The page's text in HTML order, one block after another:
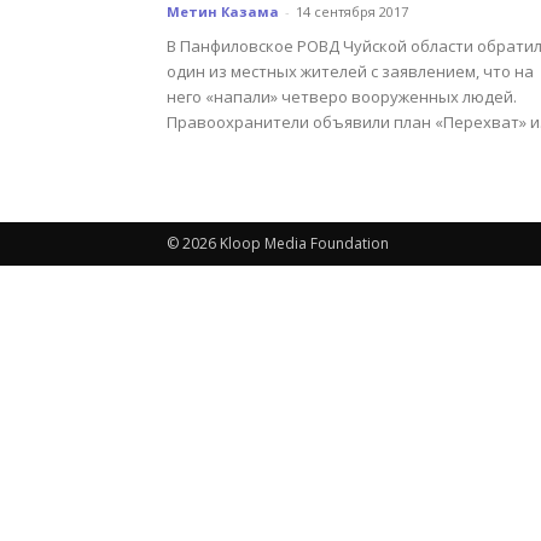
Метин Казама - 14 сентября 2017
В Панфиловское РОВД Чуйской области
один из местных жителей с заявлением, что на
него «напали» четверо вооруженных людей.
Правоохранители объявили план «Перехват»
© 2026 Kloop Media Foundation